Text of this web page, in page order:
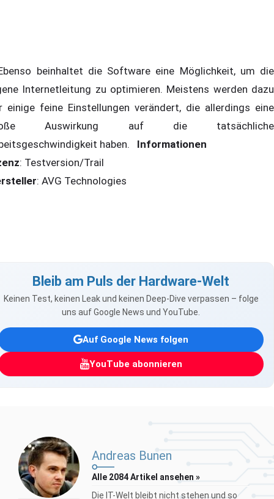
beinhaltet die Software eine Möglichkeit, um die
Internetleitung zu optimieren. Meistens werden dazu
einige feine Einstellungen verändert, die allerdings eine
Auswirkung auf die tatsächliche
haben. Informationen
: Testversion/Trail
: AVG Technologies
Bleib am Puls der Hardware-Welt
Keinen Test, keinen Leak und keinen Deep-Dive verpassen – folge
uns auf Google News und YouTube.
Auf Google News folgen
YouTube abonnieren
Andreas Bunen
Alle 2084 Artikel ansehen »
Die IT-Welt bleibt nicht stehen und so